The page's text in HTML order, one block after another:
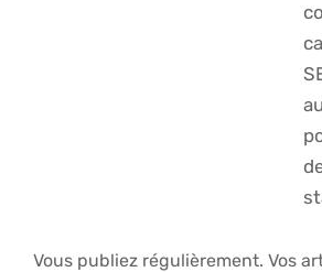
Vous publiez régulièrement. Vos